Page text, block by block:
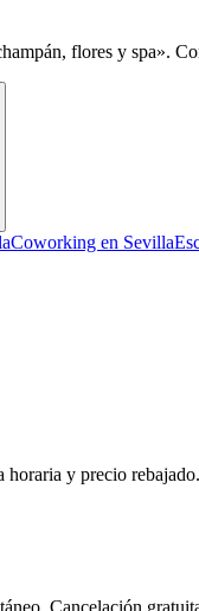
flores y spa».
Coworking en Sevilla
horaria y precio rebajado.
Cancelación